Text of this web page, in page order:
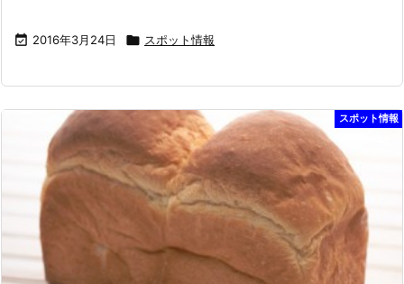
 2016年3月24日  スポット情報
スポット情報